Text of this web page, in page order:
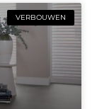
VERBOUWEN